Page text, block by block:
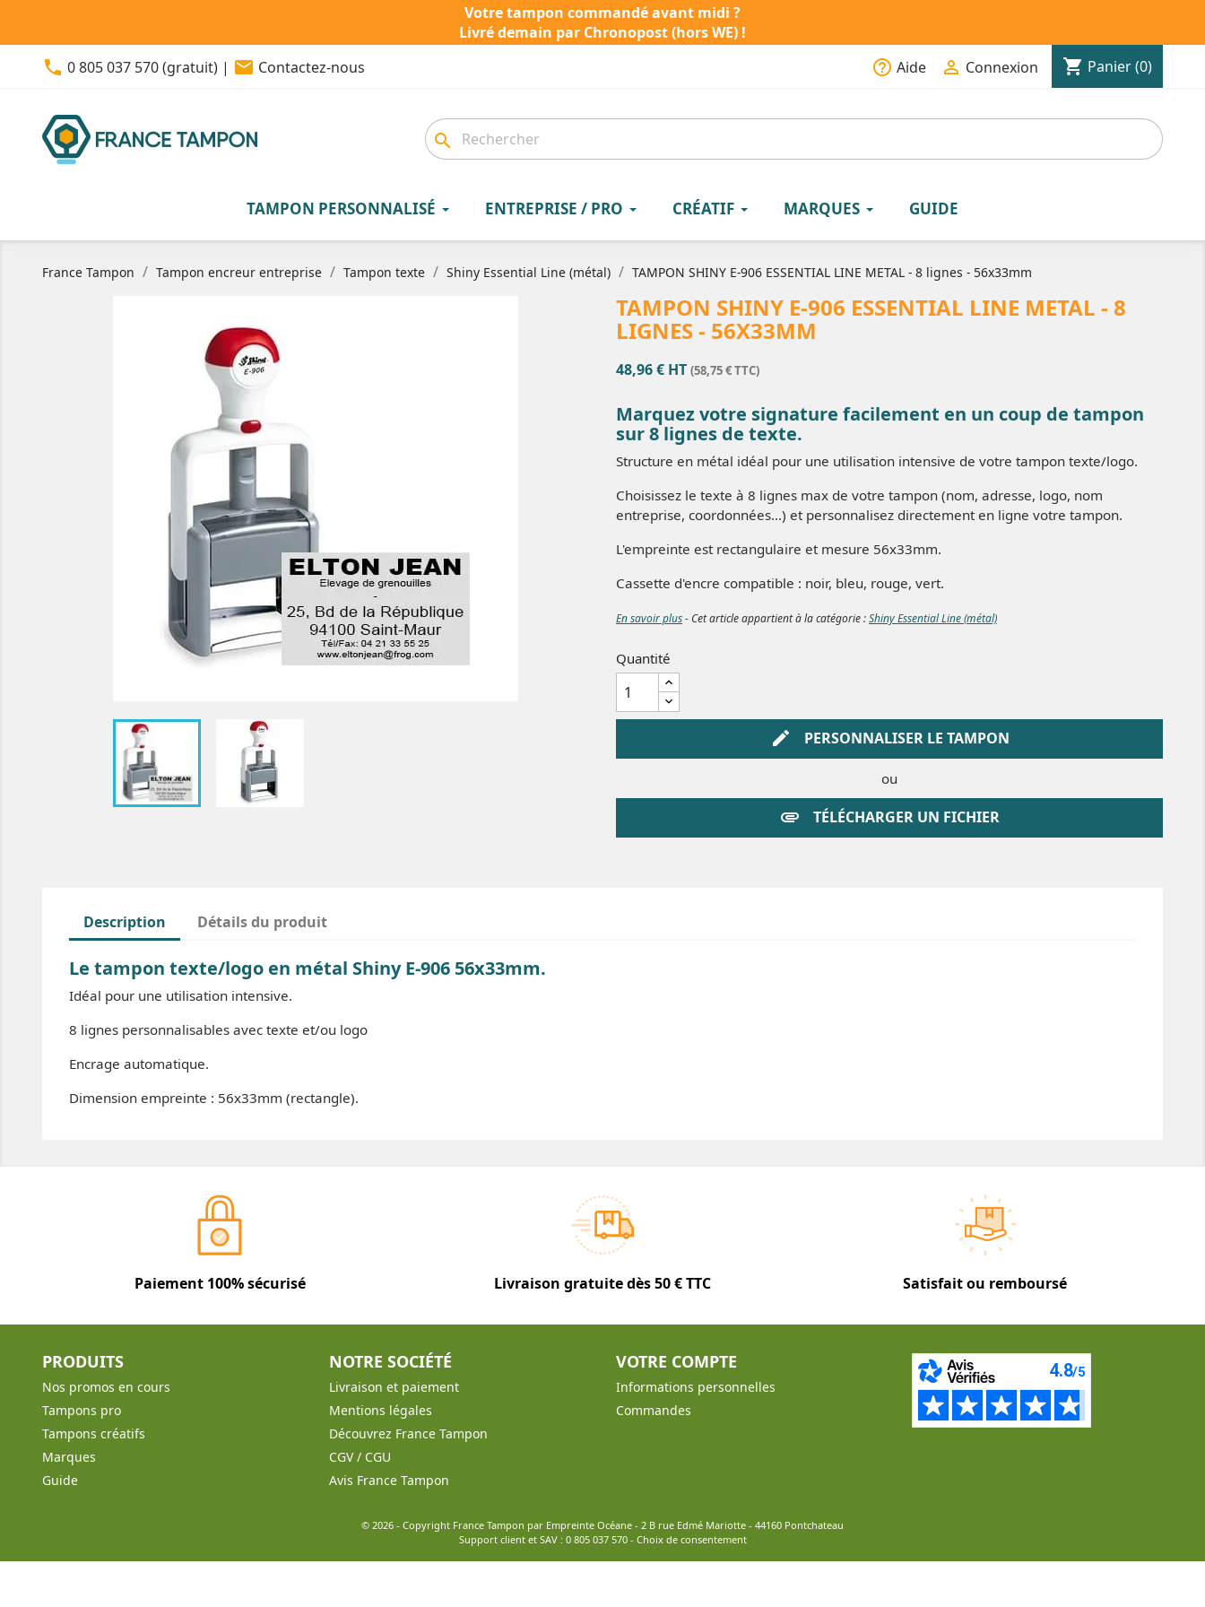
Votre tampon commandé avant midi ?
Livré demain par Chronopost (hors WE) !
phone 0 805 037 570 (gratuit) | email Contactez-nous help_outline Aide  Connexion shopping_cart Panier(0)
search
TAMPON PERSONNALISÉ ENTREPRISE / PRO CRÉATIF MARQUES GUIDE
France Tampon Tampon encreur entreprise Tampon texte Shiny Essential Line (métal) TAMPON SHINY E-906 ESSENTIAL LINE METAL - 8 lignes - 56x33mm
TAMPON SHINY E-906 ESSENTIAL LINE METAL - 8
LIGNES - 56X33MM
48,96 € HT (58,75 € TTC)
Marquez votre signature facilement en un coup de tampon
sur 8 lignes de texte.
Structure en métal idéal pour une utilisation intensive de votre tampon texte/logo.
Choisissez le texte à 8 lignes max de votre tampon (nom, adresse, logo, nom
entreprise, coordonnées...) et personnalisez directement en ligne votre tampon.
L'empreinte est rectangulaire et mesure 56x33mm.
Cassette d'encre compatible : noir, bleu, rouge, vert.
En savoir plus- Cet article appartient à la catégorie :Shiny Essential Line (métal)
Quantité
edit PERSONNALISER LE TAMPON
ou
attachment TÉLÉCHARGER UN FICHIER
Description Détails du produit
Le tampon texte/logo en métal Shiny E-906 56x33mm.
Idéal pour une utilisation intensive.
8 lignes personnalisables avec texte et/ou logo
Encrage automatique.
Dimension empreinte : 56x33mm (rectangle).
Paiement 100% sécurisé Livraison gratuite dès 50 € TTC Satisfait ou remboursé
PRODUITS
Nos promos en cours
Tampons pro
Tampons créatifs
Marques
Guide
NOTRE SOCIÉTÉ
Livraison et paiement
Mentions légales
Découvrez France Tampon
CGV / CGU
Avis France Tampon
VOTRE COMPTE
Informations personnelles
Commandes
© 2026 - Copyright France Tampon par Empreinte Océane - 2 B rue Edmé Mariotte - 44160 Pontchateau
Support client et SAV : 0 805 037 570- Choix de consentement